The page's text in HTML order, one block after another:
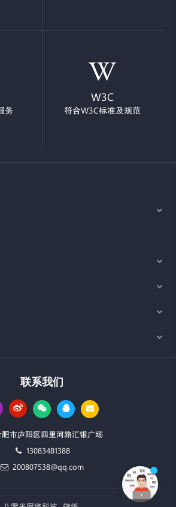
务
W3C
符合W3C标准及规范
联系我们
肥市庐阳区四里河路汇银广场
13083481388
200807538@qq.com